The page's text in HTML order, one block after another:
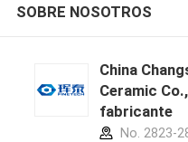
SOBRE NOSOTROS
China
Ceramic
fabricante
No. 2823-